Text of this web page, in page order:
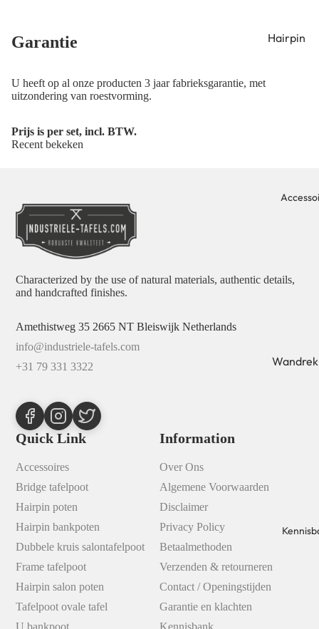
Hairpin
Pin Poten
Garantie
U heeft op al onze producten 3 jaarfabrieksgarantie, met
uitzondering van roestvorming.
Prijs is per set, incl. BTW.
Recent bekeken
Characterized by the use of natural materials, authentic details,
and handcrafted finishes.
Amethistweg 35 2665 NT Bleiswijk Netherlands
info@industriele-tafels.com
+31 79 331 3322
Quick Link
Accessoires
Bridge tafelpoot
Hairpin poten
Hairpin bankpoten
Dubbele kruis salontafelpoot
Frame tafelpoot
Hairpin salon poten
Tafelpoot ovale tafel
U bankpoot
Information
Over Ons
Algemene Voorwaarden
Disclaimer
Privacy Policy
Betaalmethoden
Verzenden & retourneren
Contact / Openingstijden
Garantie en klachten
Kennisbank